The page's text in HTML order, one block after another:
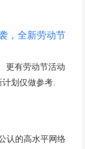
，全新劳动节
更有劳动节活动
划仅做参考.
认的高水平网络